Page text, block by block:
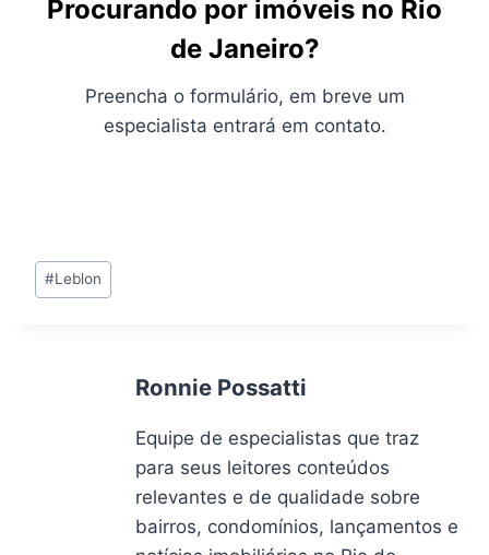
Procurando por imóveis no Rio
de Janeiro?
Preencha o formulário, em breve um
especialista entrará em contato.
Tags
do
#Leblon
Ronnie Possatti
Equipe de especialistas que traz
para seus leitores conteúdos
relevantes e de qualidade sobre
bairros, condomínios, lançamentos e